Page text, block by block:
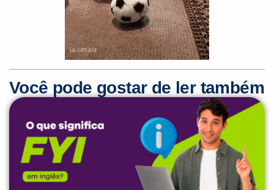
Você pode gostar de ler também